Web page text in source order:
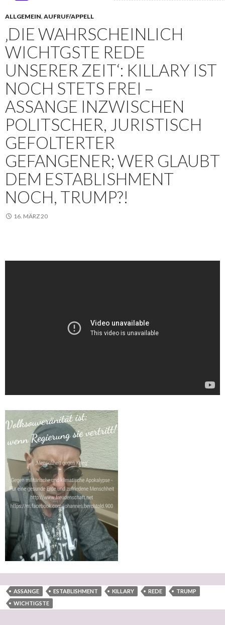
ALLGEMEIN, AUFRUF/APPELL
‚DIE WAHRSCHEINLICH
WICHTGSTE REDE
UNSERER ZEIT‘: KILLARY IST
NOCH STETS FREI –
ASSANGE INZWISCHEN
POLITSCHER, JURISTISCH
GEFOLTERTER
GEFANGENER; WER GLAUBT
DEM ESTABLISHMENT
NOCH, TRUMP?!
16. MÄRZ 20
ASSANGE ESTABLISHMENT KILLARY REDE
TRUMP
WICHTIGSTE